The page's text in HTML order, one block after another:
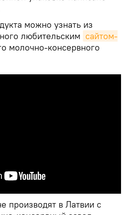
можно узнать из
любительским сайтом-
молочно-консервного
производят в Латвии с